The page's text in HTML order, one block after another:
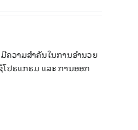
ຄວາມ​ສຳ​ຄັນ​ໃນ​​​ການອຳ​ນວຍ​
ປຣ​ແກ​ຣມ ​ແລະ ການອອກ